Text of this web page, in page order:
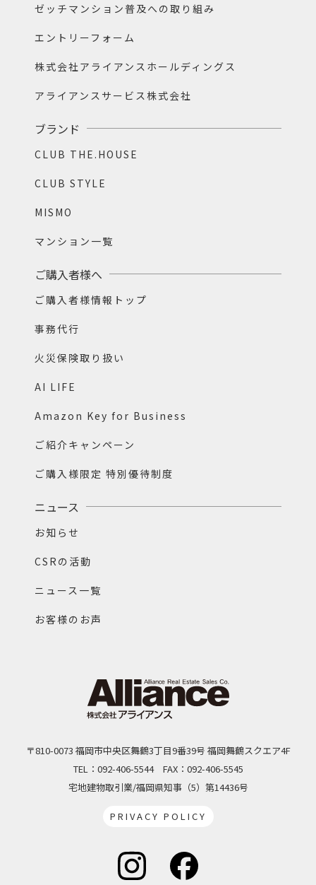
ゼッチマンション普及への取り組み
エントリーフォーム
株式会社アライアンスホールディングス
アライアンスサービス株式会社
ブランド
CLUB THE.HOUSE
CLUB STYLE
MISMO
マンション一覧
ご購入者様へ
ご購入者様情報トップ
事務代行
火災保険取り扱い
AI LIFE
Amazon Key for Business
ご紹介キャンペーン
ご購入様限定 特別優待制度
ニュース
お知らせ
CSRの活動
ニュース一覧
お客様のお声
〒810-0073 福岡市中央区舞鶴3丁目9番39号 福岡舞鶴スクエア4F
TEL：092-406-5544 FAX：092-406-5545
宅地建物取引業/福岡県知事（5）第14436号
PRIVACY POLICY